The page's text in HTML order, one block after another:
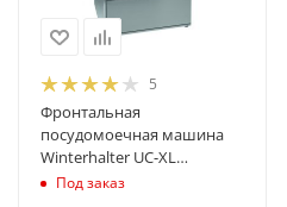
5
Фронтальная
посудомоечная машина
Winterhalter UC-XL
(004V0002)
Под заказ